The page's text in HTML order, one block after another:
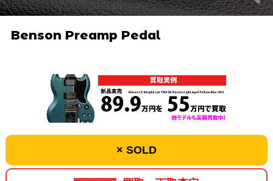
Benson Preamp Pedal
× SOLD